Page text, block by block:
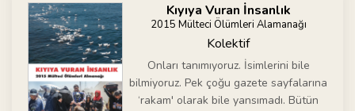
Kıyıya Vuran İnsanlık
2015 Mülteci Ölümleri Alamanağı
Kolektif
Onları tanımıyoruz. İsimlerini bile
bilmiyoruz. Pek çoğu gazete sayfalarına
‘rakam' olarak bile yansımadı. Bütün